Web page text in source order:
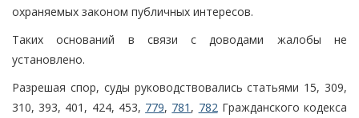
охраняемых законом публичных интересов.
Таких оснований в связи с доводами жалобы не
установлено.
Разрешая спор, суды руководствовались статьями 15, 309,
310, 393, 401, 424, 453, 779, 781 , 782 Гражданского кодекса